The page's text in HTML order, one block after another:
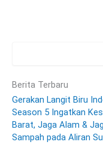
Berita Terbaru
Gerakan Langit Biru
Season 5 Ingatkan
Barat, Jaga Alam &
Sampah pada Aliran